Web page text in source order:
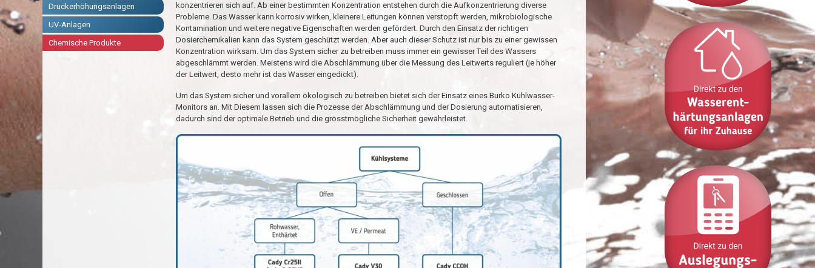
Druckerhöhungsanlagen
UV-Anlagen
Chemische Produkte
konzentrieren sich auf. Ab einer bestimmten Konzentration entstehen durch die Aufkonzentrierung diverse
Probleme. Das Wasser kann korrosiv wirken, kleinere Leitungen können verstopft werden, mikrobiologische
Kontamination und weitere negative Eigenschaften werden gefördert. Durch den Einsatz der richtigen
Dosierchemikalien kann das System geschützt werden. Aber auch dieser Schutz ist nur bis zu einer gewissen
Konzentration wirksam. Um das System sicher zu betreiben muss immer ein gewisser Teil des Wassers
abgeschlämmt werden. Meistens wird die Abschlämmung über die Messung des Leitwerts reguliert (je höher
der Leitwert, desto mehr ist das Wasser eingedickt).
Um das System sicher und vorallem ökologisch zu betreiben bietet sich der Einsatz eines Burko Kühlwasser-
Monitors an. Mit Diesem lassen sich die Prozesse der Abschlämmung und der Dosierung automatisieren,
dadurch sind der optimale Betrieb und die grösstmögliche Sicherheit gewährleistet.